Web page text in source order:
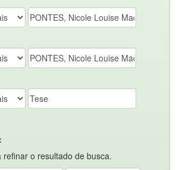
refinar o resultado de busca.